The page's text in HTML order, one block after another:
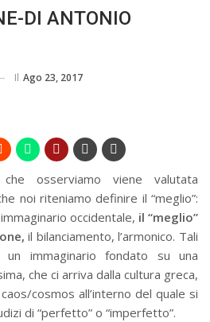
DI ANTONIO
Il Ago 23, 2017
osserviamo viene valutata
noi riteniamo definire il “meglio”:
occidentale, il “meglio”
il bilanciamento, l’armonico. Tali
immaginario fondato su una
che ci arriva dalla cultura greca,
cosmos all’interno del quale si
di “perfetto” o “imperfetto”.